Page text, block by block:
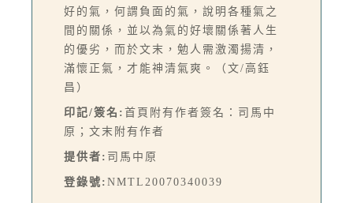
好的氣，何謂負面的氣，說明各種氣之
間的關係，並以為氣的好壞關係著人生
的優劣，而於文末，勉人需激濁揚清，
滿懷正氣，才能神清氣爽。（文/高鈺
昌）
印記/簽名: 首頁附有作者簽名：司馬中
原；文末附有作者
提供者: 司馬中原
登錄號: NMTL20070340039